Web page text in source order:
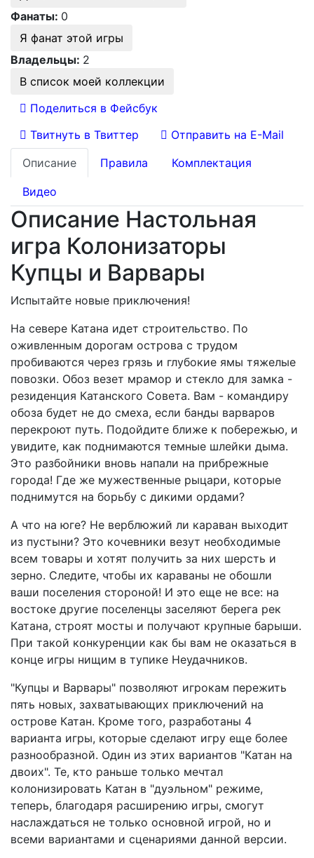
Фанаты: 0
Я фанат этой игры
Владельцы: 2
В список моей коллекции
Поделиться в Фейсбук
Твитнуть в Твиттер
Отправить на E-Mail
Описание
Правила Комплектация
Видео
Описание Настольная
игра Колонизаторы
Купцы и Варвары
Испытайте новые приключения!
На севере Катана идет строительство. По
оживленным дорогам острова с трудом
пробиваются через грязь и глубокие ямы тяжелые
повозки. Обоз везет мрамор и стекло для замка -
резиденция Катанского Совета. Вам - командиру
обоза будет не до смеха, если банды варваров
перекроют путь. Подойдите ближе к побережью, и
увидите, как поднимаются темные шлейки дыма.
Это разбойники вновь напали на прибрежные
города! Где же мужественные рыцари, которые
поднимутся на борьбу с дикими ордами?
А что на юге? Не верблюжий ли караван выходит
из пустыни? Это кочевники везут необходимые
всем товары и хотят получить за них шерсть и
зерно. Следите, чтобы их караваны не обошли
ваши поселения стороной! И это еще не все: на
востоке другие поселенцы заселяют берега рек
Катана, строят мосты и получают крупные барыши.
При такой конкуренции как бы вам не оказаться в
конце игры нищим в тупике Неудачников.
"Купцы и Варвары" позволяют игрокам пережить
пять новых, захватывающих приключений на
острове Катан. Кроме того, разработаны 4
варианта игры, которые сделают игру еще более
разнообразной. Один из этих вариантов "Катан на
двоих". Те, кто раньше только мечтал
колонизировать Катан в "дуэльном" режиме,
теперь, благодаря расширению игры, смогут
наслаждаться не только основной игрой, но и
всеми вариантами и сценариями данной версии.